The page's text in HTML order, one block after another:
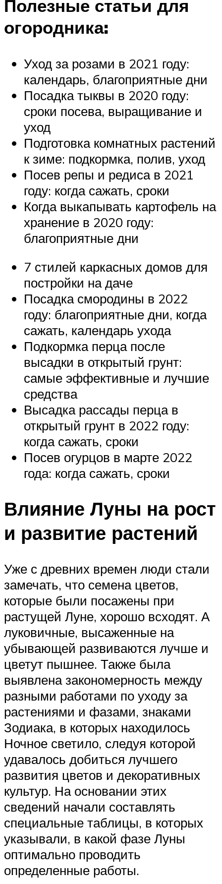
Полезные статьи для
огородника:
Уход за розами в 2021 году:
календарь, благоприятные дни
Посадка тыквы в 2020 году:
сроки посева, выращивание и
уход
Подготовка комнатных растений
к зиме: подкормка, полив, уход
Посев репы и редиса в 2021
году: когда сажать, сроки
Когда выкапывать картофель на
хранение в 2020 году:
благоприятные дни
7 стилей каркасных домов для
постройки на даче
Посадка смородины в 2022
году: благоприятные дни, когда
сажать, календарь ухода
Подкормка перца после
высадки в открытый грунт:
самые эффективные и лучшие
средства
Высадка рассады перца в
открытый грунт в 2022 году:
когда сажать, сроки
Посев огурцов в марте 2022
года: когда сажать, сроки
Влияние Луны на рост
и развитие растений
Уже с древних времен люди стали
замечать, что семена цветов,
которые были посажены при
растущей Луне, хорошо всходят. А
луковичные, высаженные на
убывающей развиваются лучше и
цветут пышнее. Также была
выявлена закономерность между
разными работами по уходу за
растениями и фазами, знаками
Зодиака, в которых находилось
Ночное светило, следуя которой
удавалось добиться лучшего
развития цветов и декоративных
культур. На основании этих
сведений начали составлять
специальные таблицы, в которых
указывали, в какой фазе Луны
оптимально проводить
определенные работы.